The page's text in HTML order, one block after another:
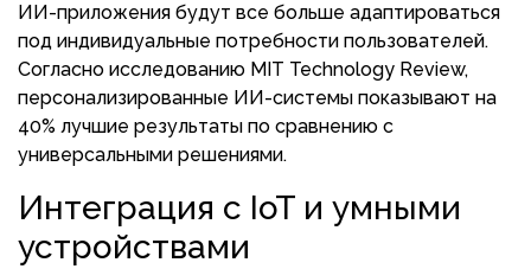
ИИ-приложения будут все больше адаптироваться
под индивидуальные потребности пользователей.
Согласно исследованию MIT Technology Review,
персонализированные ИИ-системы показывают на
40% лучшие результаты по сравнению с
универсальными решениями.
Интеграция с IoT и умными
устройствами